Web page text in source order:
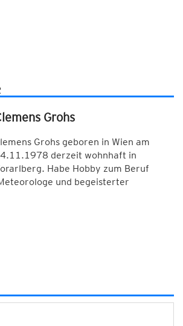
Grohs
Grohs geboren in Wien am
derzeit wohnhaft in
Habe Hobby zum Beruf
und begeisterter